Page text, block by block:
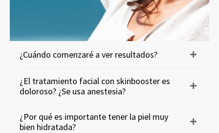
¿Cuándo comenzaré a ver resultados?
¿El tratamiento facial con skinbooster es
doloroso? ¿Se usa anestesia?
¿Por qué es importante tener la piel muy
bien hidratada?